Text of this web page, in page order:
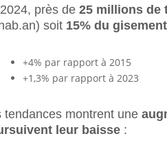
près de 25 millions de
soit 15% du
+4% par rapport à 2015
+1,3% par rapport à 2023
tendances montrent une
leur baisse :